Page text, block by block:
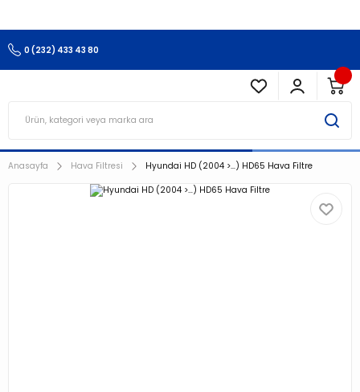
0 (232) 433 43 80
Anasayfa Hava Filtresi Hyundai HD (2004 >…) HD65 Hava Filtre